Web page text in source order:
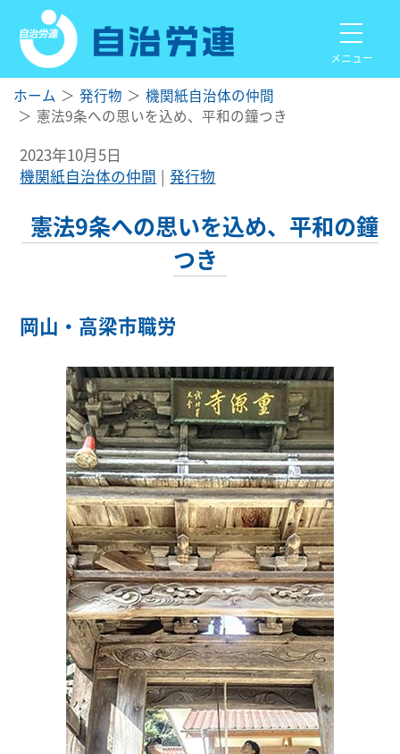
メニュー
ホーム 発行物
機関紙自治体の仲間
憲法9条への思いを込め、平和の鐘つき
2023年10月5日
機関紙自治体の仲間
発行物
憲法9条への思いを込め、平和の鐘
つき
岡山・高梁市職労